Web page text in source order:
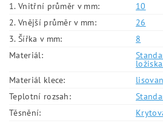
1. Vnitřní průměr v mm:
10
2. Vnější průměr v mm:
26
3. Šířka v mm:
8
Materiál:
Materiál klece:
Teplotní rozsah:
Těsnění: